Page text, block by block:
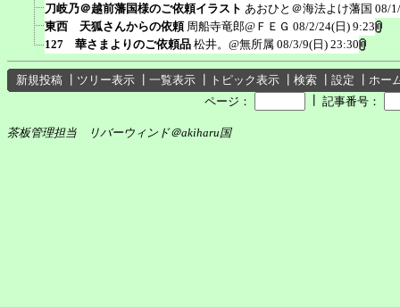
刀岐乃＠越前藩国様のご依頼イラスト あおひと＠海法よけ藩国 08/
東西 天狐さんからの依頼 周船寺竜郎@ＦＥＧ 08/2/24(日) 9:23
127 華さまよりのご依頼品 松井。@無所属 08/3/9(日) 23:30
新規投稿 ツリー表示 一覧表示 トピック表示 検索 設定
ホー
ページ：
記事番号：
茶板管理担当 リバーウィンド＠akiharu国